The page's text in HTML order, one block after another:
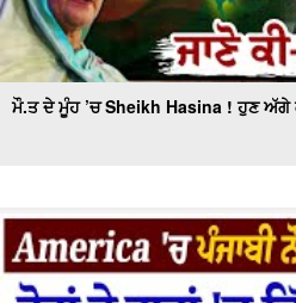
ਮੌ.ਤ ਦੇ ਮੂੰਹ ’ਚ Sheikh Hasina ! ਹੁਣ ਅੱਗੇ